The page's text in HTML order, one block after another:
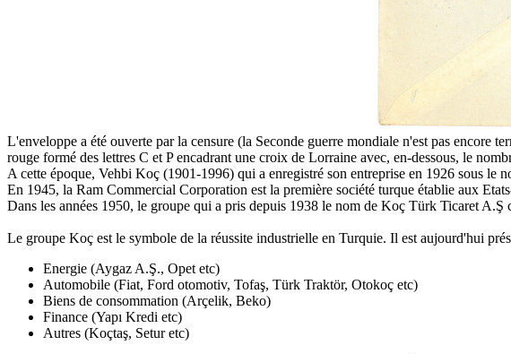
L'enveloppe a été ouverte par la censure (la Seconde guerre mondiale n'est pas
rouge formé des lettres C et P encadrant une croix de Lorraine avec, en-dessous, le
A cette époque, Vehbi Koç (1901-1996) qui a enregistré son entreprise en 1926 sous le
En 1945, la Ram Commercial Corporation est la première société turque établie aux
Dans les années 1950, le groupe qui a pris depuis 1938 le nom de Koç Türk Ticaret
Le groupe Koç est le symbole de la réussite industrielle en Turquie. Il est aujourd'hui
Energie (Aygaz A.Ş., Opet etc)
Automobile (Fiat, Ford otomotiv, Tofaş, Türk Traktör, Otokoç etc)
Biens de consommation (Arçelik, Beko)
Finance (Yapı Kredi etc)
Autres (Koçtaş, Setur etc)